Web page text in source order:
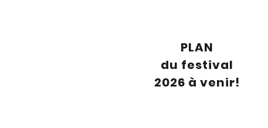
PLAN
du festival
2026 à venir!